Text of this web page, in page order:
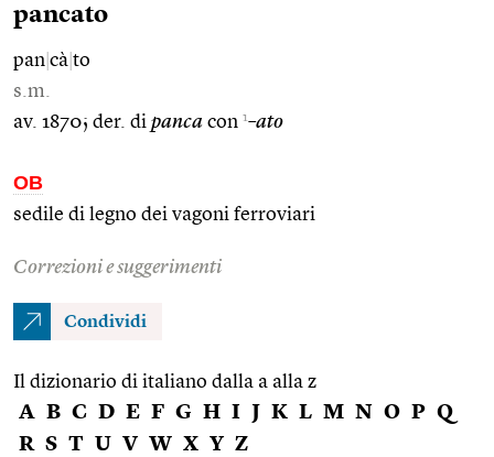
pancato
pan cà to
s.m.
av. 1870; der. di panca con 1–ato
OB
sedile di legno dei vagoni ferroviari
Correzioni e suggerimenti
Condividi
Il dizionario di italiano dalla a alla z
A B C D E F G H I J K L M N O P Q
R S T U V W X Y Z